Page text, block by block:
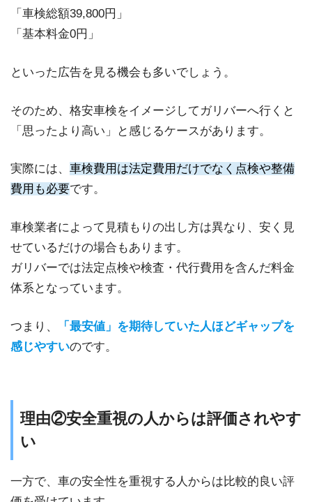
「車検総額39,800円」
「基本料金0円」
といった広告を見る機会も多いでしょう。
そのため、格安車検をイメージしてガリバーへ行くと
「思ったより高い」と感じるケースがあります。
実際には、 車検費用は法定費用だけでなく点検や整備
費用も必要です。
車検業者によって見積もりの出し方は異なり、安く見
せているだけの場合もあります。
ガリバーでは法定点検や検査・代行費用を含んだ料金
体系となっています。
つまり、
「最安値」を期待していた人ほどギャップを
感じやすいのです。
理由②安全重視の人からは評価されやす
い
一方で、車の安全性を重視する人からは比較的良い評